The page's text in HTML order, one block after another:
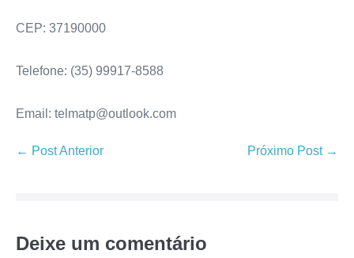
CEP: 37190000
Telefone: (35) 99917-8588
Email: telmatp@outlook.com
← Post Anterior Próximo Post →
Deixe um comentário